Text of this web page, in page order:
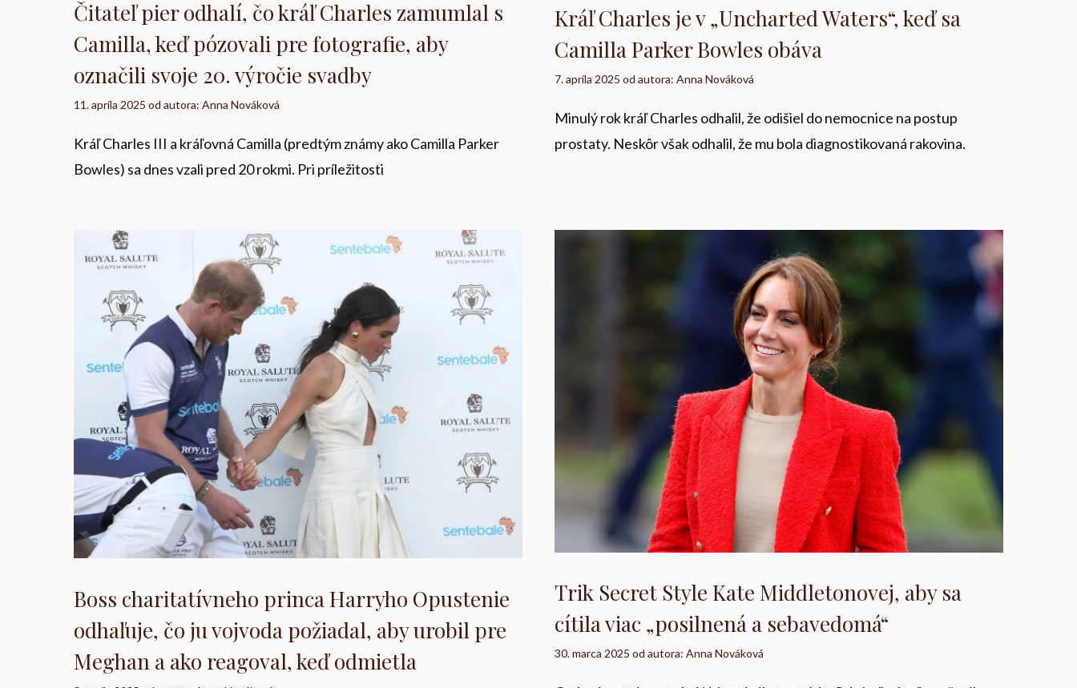
Čitateľ pier odhalí, čo kráľ Charles zamumlal s
Camilla, keď pózovali pre fotografie, aby
označili svoje 20. výročie svadby
11. apríla 2025 od autora: Anna Nováková
Kráľ Charles III a kráľovná Camilla (predtým známy ako Camilla Parker
Bowles) sa dnes vzali pred 20 rokmi. Pri príležitosti
Kráľ Charles je v „Uncharted Waters“, keď sa
Camilla Parker Bowles obáva
7. apríla 2025 od autora: Anna Nováková
Minulý rok kráľ Charles odhalil, že odišiel do nemocnice na postup
prostaty. Neskôr však odhalil, že mu bola diagnostikovaná rakovina.
Boss charitatívneho princa Harryho Opustenie
odhaľuje, čo ju vojvoda požiadal, aby urobil pre
Meghan a ako reagoval, keď odmietla
Trik Secret Style Kate Middletonovej, aby sa
cítila viac „posilnená a sebavedomá“
30. marca 2025 od autora: Anna Nováková